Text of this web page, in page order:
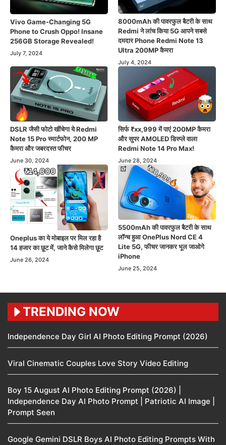
Vivo Game-Changing 5G
Phone to Crush Oppo! Insane
256GB Storage Revealed!
July 7, 2024
8000mAh की पावरफुल बैटरी के साथ
Redmi ने लांच किया 5G आपने सबसे
दमदार Phone Redmi Note 13
Ultra 200MP कैमरा
July 4, 2024
DSLR जैसी फोटो खींचेगा ये Redmi
Note 15 Pro स्मार्टफोन, 200 MP
कैमरा और जबरदस्त फीचर
June 30, 2024
सिर्फ ₹xx,999 में पाएं 200MP कैमरा
और सुपर AMOLED डिस्प्ले वाला
Redmi Note 14 Pro Max!
June 28, 2024
Oneplus का ये मोबाइल पर मिल रहा है
14 हजार का छूट में, जाने कैसे मिलेगा छूट
June 26, 2024
5500mAh की पावरफुल बैटरी के साथ
लॉन्च हुआ OnePlus Nord CE 4
Lite 5G, फीचर जानकर भूल जाओगे
iPhone
June 25, 2024
TRENDING NOW
Independence Day Girl AI Photo Editing Prompt (2026)
Viral Cinematic Couples Love Story Video Editing
Boy 15 August AI Photo Editing Prompt (2026) |
Independence Day AI Photo Prompt | Patriotic AI Image |
Prompt Seen
Google Gemini DSLR Boys AI Photo Editing Prompts With